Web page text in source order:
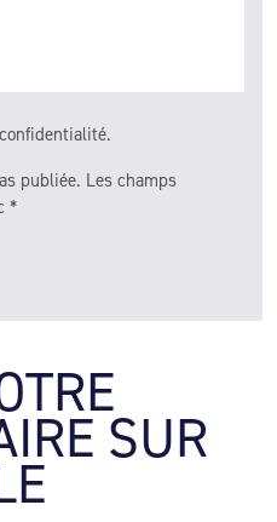
publiée. Les champs
*
SUR